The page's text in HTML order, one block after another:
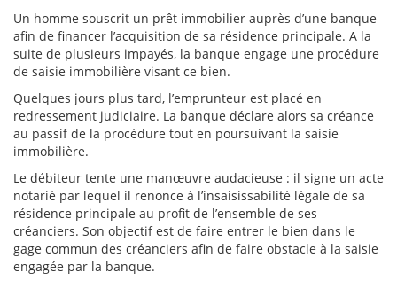
Un homme souscrit un prêt immobilier auprès d’une banque
afin de financer l’acquisition de sa résidence principale. A la
suite de plusieurs impayés, la banque engage une procédure
de saisie immobilière visant ce bien.
Quelques jours plus tard, l’emprunteur est placé en
redressement judiciaire. La banque déclare alors sa créance
au passif de la procédure tout en poursuivant la saisie
immobilière.
Le débiteur tente une manœuvre audacieuse : il signe un acte
notarié par lequel il renonce à l’insaisissabilité légale de sa
résidence principale au profit de l’ensemble de ses
créanciers. Son objectif est de faire entrer le bien dans le
gage commun des créanciers afin de faire obstacle à la saisie
engagée par la banque.